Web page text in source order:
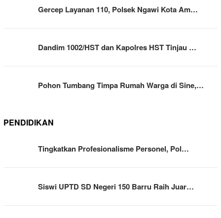
Gercep Layanan 110, Polsek Ngawi Kota Am…
Dandim 1002/HST dan Kapolres HST Tinjau …
Pohon Tumbang Timpa Rumah Warga di Sine,…
PENDIDIKAN
Tingkatkan Profesionalisme Personel, Pol…
Siswi UPTD SD Negeri 150 Barru Raih Juar…